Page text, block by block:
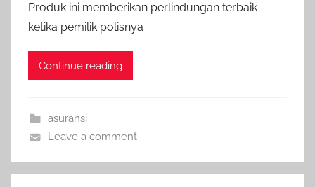
Produk ini memberikan perlindungan terbaik
ketika pemilik polisnya
Continue reading
asuransi
Leave a comment